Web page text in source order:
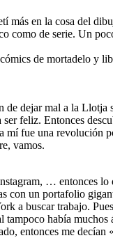
en la cosa del
de serie. Un
de mortadelo
dejar mal a la
feliz. Entonces
fue una
vamos.
… entonces
un portafolio
a buscar trabajo.
había
entonces me